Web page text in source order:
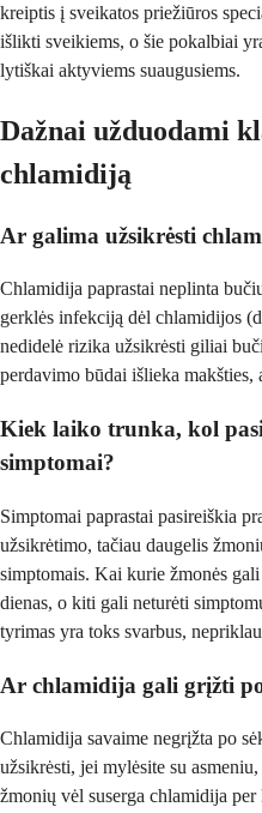
kreiptis į sveikatos priežiūros
išlikti sveikiems, o šie pokalbiai
lytiškai aktyviems suaugusiems.
Dažnai užduodami
chlamidiją
Ar galima užsikrėsti
Chlamidija paprastai neplinta
gerklės infekciją dėl chlamidijos
nedidelė rizika užsikrėsti giliai
perdavimo būdai išlieka makšties,
Kiek laiko trunka, kol
simptomai?
Simptomai paprastai pasireiškia
užsikrėtimo, tačiau daugelis
simptomais. Kai kurie žmonės
dienas, o kiti gali neturėti
tyrimas yra toks svarbus,
Ar chlamidija gali grįžti
Chlamidija savaime negrįžta po
užsikrėsti, jei mylėsite su
žmonių vėl suserga chlamidija